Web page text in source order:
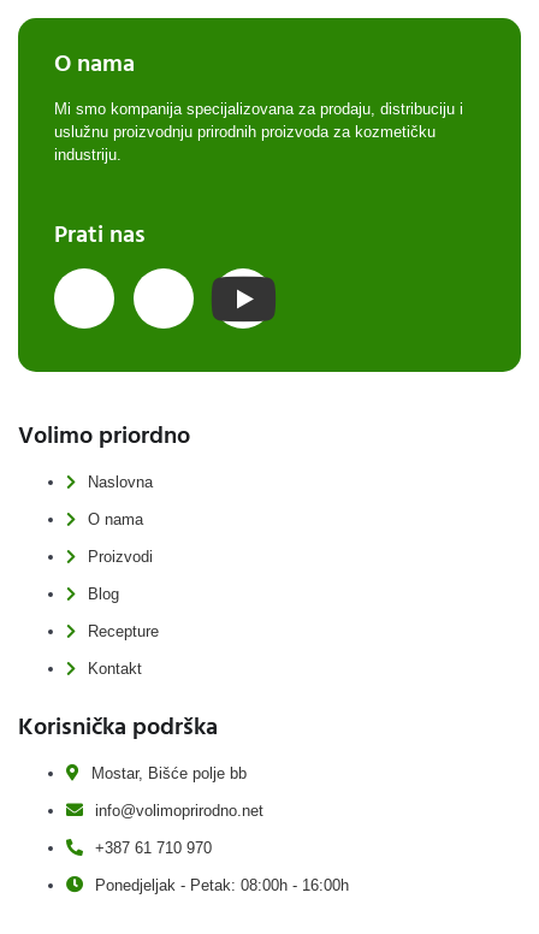
O nama
Mi smo kompanija specijalizovana za prodaju, distribuciju i
uslužnu proizvodnju prirodnih proizvoda za kozmetičku
industriju.
Prati nas
Volimo priordno
Naslovna
O nama
Proizvodi
Blog
Recepture
Kontakt
Korisnička podrška
Mostar, Bišće polje bb
info@volimoprirodno.net
+387 61 710 970
Ponedjeljak - Petak: 08:00h - 16:00h